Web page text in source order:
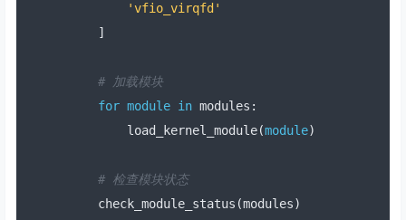
'vfio_virqfd'
]
# 加载模块
for module in modules :
        load_kernel_module
(module)
# 检查模块状态
    check_module_status
(modules)